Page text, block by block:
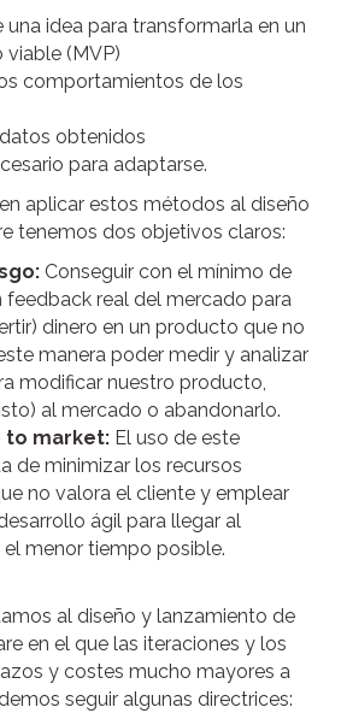
una idea para transformarla en un
(MVP)
comportamientos de los
obtenidos
para adaptarse.
aplicar estos métodos al diseño
tenemos dos objetivos claros:
Conseguir con el mínimo de
feedback real del mercado para
dinero en un producto que no
manera poder medir y analizar
modificar nuestro producto,
al mercado o abandonarlo.
to market: El uso de este
de minimizar los recursos
no valora el cliente y emplear
ágil para llegar al
menor tiempo posible.
al diseño y lanzamiento de
en el que las iteraciones y los
y costes mucho mayores a
seguir algunas directrices: